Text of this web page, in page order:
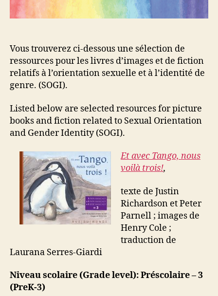
Vous trouverez ci-dessous une sélection de
ressources pour les livres d’images et de fiction
relatifs à l’orientation sexuelle et à l’identité de
genre. (SOGI).
Listed below are selected resources for picture
books and fiction related to Sexual Orientation
and Gender Identity (SOGI).
Et avec Tango, nous
voilà trois!,
texte de Justin
Richardson et Peter
Parnell ; images de
Henry Cole ;
traduction de
Laurana Serres-Giardi
Niveau scolaire (Grade level): Préscolaire – 3
(PreK-3)